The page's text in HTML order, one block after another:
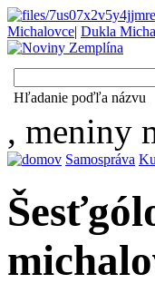
Michalovce| Dukla
Hľadanie poďľa názvu
, meniny
Samospráva